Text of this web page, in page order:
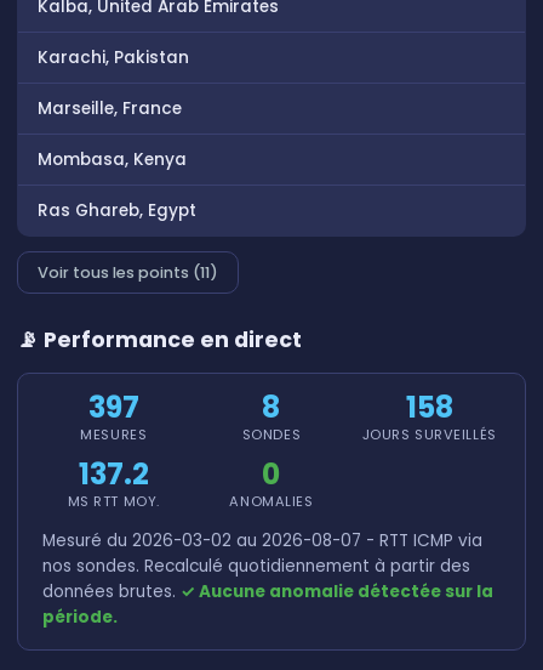
Kalba, United Arab Emirates
Karachi, Pakistan
Marseille, France
Mombasa, Kenya
Ras Ghareb, Egypt
Voir tous les points (11)
📡 Performance en direct
397
MESURES
8
SONDES
158
JOURS SURVEILLÉS
137.2
MS RTT MOY.
0
ANOMALIES
Mesuré du 2026-03-02 au 2026-08-07 - RTT ICMP via
nos sondes. Recalculé quotidiennement à partir des
données brutes. ✓ Aucune anomalie détectée sur la
période.